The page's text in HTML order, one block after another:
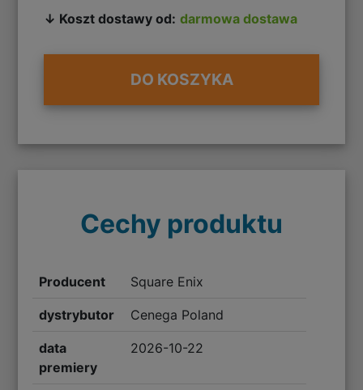
↓ Koszt dostawy od: darmowa dostawa
DO KOSZYKA
Cechy produktu
Producent Square Enix
dystrybutor Cenega Poland
data
premiery
2026-10-22